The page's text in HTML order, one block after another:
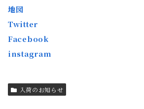
地図
Twitter
Facebook
instagram
入荷のお知らせ